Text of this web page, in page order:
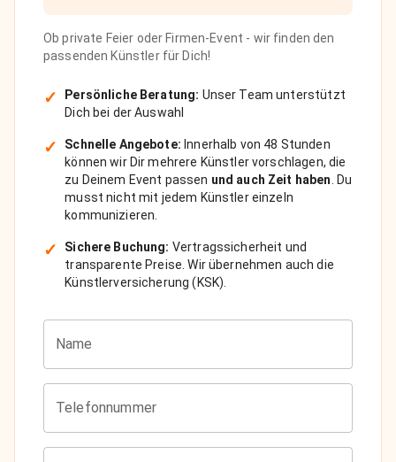
Ob private Feier oder Firmen-Event - wir finden den
passenden Künstler für Dich!
✓ Persönliche Beratung: Unser Team unterstützt
Dich bei der Auswahl
✓ Schnelle Angebote: Innerhalb von 48 Stunden
können wir Dir mehrere Künstler vorschlagen, die
zu Deinem Event passen und auch Zeit haben . Du
musst nicht mit jedem Künstler einzeln
kommunizieren.
✓ Sichere Buchung: Vertragssicherheit und
transparente Preise. Wir übernehmen auch die
Künstlerversicherung (KSK).
Name
Telefonnummer